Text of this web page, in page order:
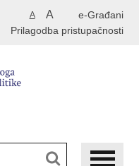
e-Građani
A A
Prilagodba pristupačnosti